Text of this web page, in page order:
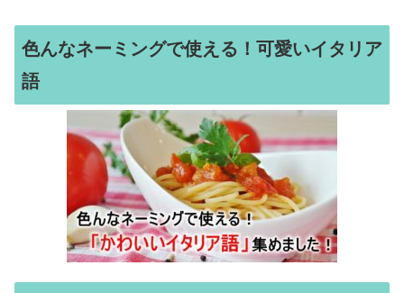
色んなネーミングで使える！可愛いイタリア
語